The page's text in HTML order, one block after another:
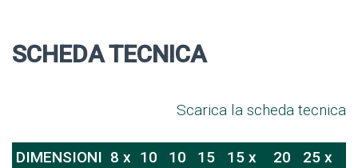
SCHEDA TECNICA
Scarica la scheda tecnica
DIMENSIONI 8 x 10
10
15
15 x
20
25 x